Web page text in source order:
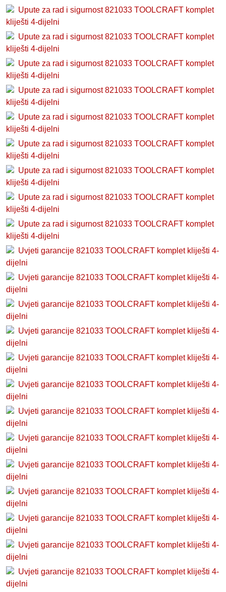
Upute za rad i sigurnost 821033 TOOLCRAFT komplet
kliješti 4-dijelni
Upute za rad i sigurnost 821033 TOOLCRAFT komplet
kliješti 4-dijelni
Upute za rad i sigurnost 821033 TOOLCRAFT komplet
kliješti 4-dijelni
Upute za rad i sigurnost 821033 TOOLCRAFT komplet
kliješti 4-dijelni
Upute za rad i sigurnost 821033 TOOLCRAFT komplet
kliješti 4-dijelni
Upute za rad i sigurnost 821033 TOOLCRAFT komplet
kliješti 4-dijelni
Upute za rad i sigurnost 821033 TOOLCRAFT komplet
kliješti 4-dijelni
Upute za rad i sigurnost 821033 TOOLCRAFT komplet
kliješti 4-dijelni
Upute za rad i sigurnost 821033 TOOLCRAFT komplet
kliješti 4-dijelni
Uvjeti garancije 821033 TOOLCRAFT komplet kliješti 4-
dijelni
Uvjeti garancije 821033 TOOLCRAFT komplet kliješti 4-
dijelni
Uvjeti garancije 821033 TOOLCRAFT komplet kliješti 4-
dijelni
Uvjeti garancije 821033 TOOLCRAFT komplet kliješti 4-
dijelni
Uvjeti garancije 821033 TOOLCRAFT komplet kliješti 4-
dijelni
Uvjeti garancije 821033 TOOLCRAFT komplet kliješti 4-
dijelni
Uvjeti garancije 821033 TOOLCRAFT komplet kliješti 4-
dijelni
Uvjeti garancije 821033 TOOLCRAFT komplet kliješti 4-
dijelni
Uvjeti garancije 821033 TOOLCRAFT komplet kliješti 4-
dijelni
Uvjeti garancije 821033 TOOLCRAFT komplet kliješti 4-
dijelni
Uvjeti garancije 821033 TOOLCRAFT komplet kliješti 4-
dijelni
Uvjeti garancije 821033 TOOLCRAFT komplet kliješti 4-
dijelni
Uvjeti garancije 821033 TOOLCRAFT komplet kliješti 4-
dijelni